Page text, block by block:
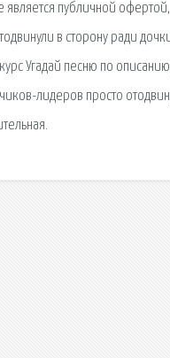
является публичной
в сторону ради
Угадай песню по
лидеров просто